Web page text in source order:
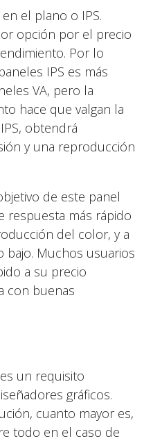
el plano o IPS.
opción por el precio
Por lo
IPS es más
VA, pero la
hace que valgan la
obtendrá
y una reproducción
de este panel
respuesta más rápido
del color, y a
bajo. Muchos usuarios
a su precio
con buenas
un requisito
gráficos.
cuanto mayor es,
todo en el caso de